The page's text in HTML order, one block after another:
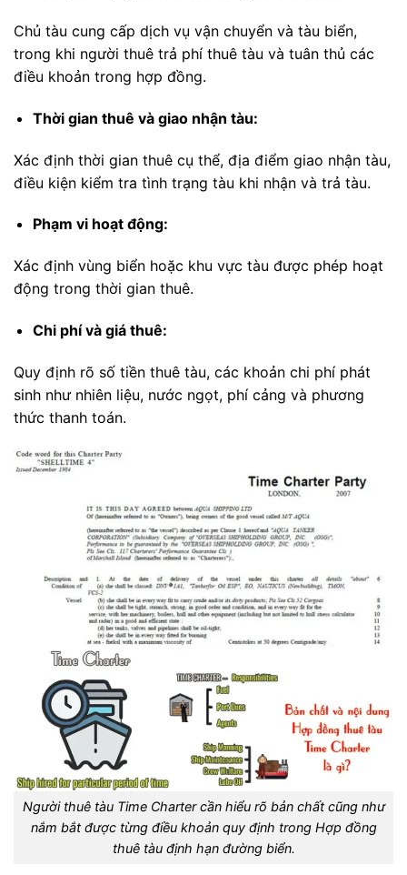
Chủ tàu cung cấp dịch vụ vận chuyển và tàu biển,
trong khi người thuê trả phí thuê tàu và tuân thủ các
điều khoản trong hợp đồng.
Thời gian thuê và giao nhận tàu:
Xác định thời gian thuê cụ thể, địa điểm giao nhận tàu,
điều kiện kiểm tra tình trạng tàu khi nhận và trả tàu.
Phạm vi hoạt động:
Xác định vùng biển hoặc khu vực tàu được phép hoạt
động trong thời gian thuê.
Chi phí và giá thuê:
Quy định rõ số tiền thuê tàu, các khoản chi phí phát
sinh như nhiên liệu, nước ngọt, phí cảng và phương
thức thanh toán.
Người thuê tàu Time Charter cần hiểu rõ bản chất cũng như
nắm bắt được từng điều khoản quy định trong Hợp đồng
thuê tàu định hạn đường biển.